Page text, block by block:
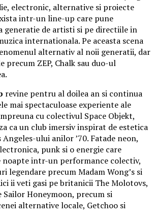
electronic, alternative si proiecte
intr-un line-up care pune
generatie de artisti si pe directiile in
internationala. Pe aceasta scena
alternativ al noii generatii, dar
precum ZEP, Chalk sau duo-ul
revine pentru al doilea an si continua
mai spectaculoase experiente ale
cu colectivul Space Objekt,
ca un club imersiv inspirat de estetica
ului anilor ’70. Fatade neon,
punk si o energie care
intr-un performance colectiv,
legendare precum Madam Wong’s si
ii veti gasi pe britanicii The Molotovs,
Sailor Honeymoon, precum si
alternative locale, Getchoo si